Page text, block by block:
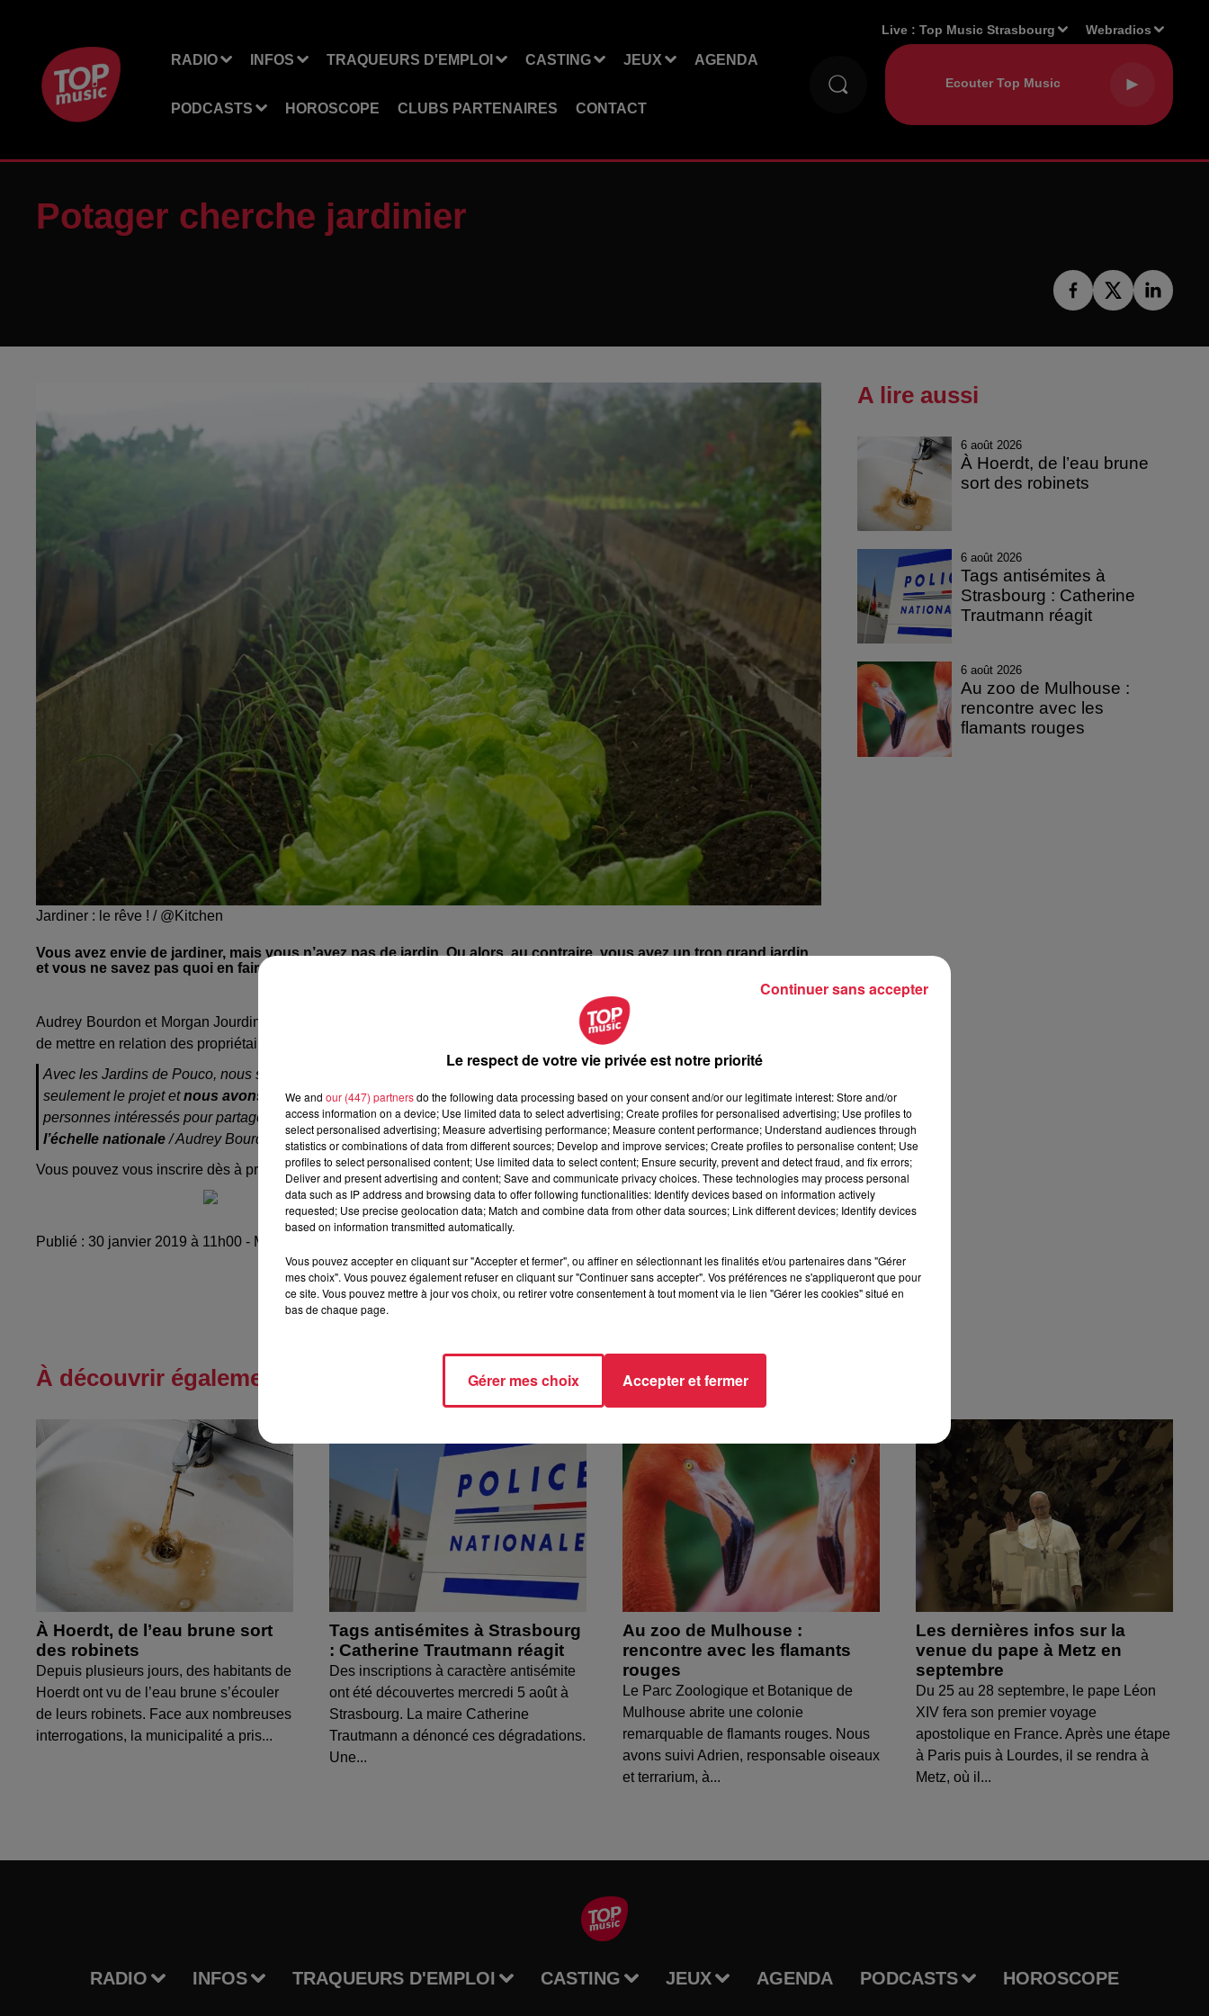
RADIO INFOS TRAQUEURS D'EMPLOI CASTING JEUX AGENDA
PODCASTS HOROSCOPE CLUBS PARTENAIRES CONTACT
Live :Top Music Strasbourg Webradios
Potager cherche jardinier
Jardiner : le rêve ! / @Kitchen
Vous avez envie de jardiner, mais vous n’avez pas de jardin. Ou alors, au contraire, vous avez un trop grand jardin
et vous ne savez pas quoi en faire ? Partagez-le !
Audrey Bourdon et Morgan Jourdin, , viennent de lancer la plate-forme "Les jardins de Pouco"
de mettre en relation des propriétaires de jardins avec de futurs jardiniers. L’idée est le partage mais aussi l’écologie.
Avec les Jardins de Pouco, nous souhaitons faciliter la rencontre, le partage, l’écologie et l’entraide ! Nous lançons
seulement le projet etnous avons communiqué sur la région mulhousienne pour le moment. Nous avons déjà des
personnes intéressés pour partager leur jardin et pour jardiner. A terme, nous souhaitonsdévelopper le concept à
l’échelle nationale/ Audrey Bourdon et Morgan Jourdin
Vous pouvez vous inscrire dès à présent sur la plate-forme :https://jardins.pouco.ooo.
Publié : 30 janvier 2019 à 11h00 - Modifié : 10 mai 2021 à 10h46 Céline Rinckel
A lire aussi
6 août 2026
À Hoerdt, de l’eau brune
sort des robinets
6 août 2026
Tags antisémites à
Strasbourg : Catherine
Trautmann réagit
6 août 2026
Au zoo de Mulhouse :
rencontre avec les
flamants rouges
À découvrir également
À Hoerdt, de l’eau brune sort
des robinets
Depuis plusieurs jours, des habitants de
Hoerdt ont vu de l’eau brune s’écouler
de leurs robinets. Face aux nombreuses
interrogations, la municipalité a pris...
Tags antisémites à Strasbourg
: Catherine Trautmann réagit
Des inscriptions à caractère antisémite
ont été découvertes mercredi 5 août à
Strasbourg. La maire Catherine
Trautmann a dénoncé ces dégradations.
Une...
Au zoo de Mulhouse :
rencontre avec les flamants
rouges
Le Parc Zoologique et Botanique de
Mulhouse abrite une colonie
remarquable de flamants rouges. Nous
avons suivi Adrien, responsable oiseaux
et terrarium, à...
Les dernières infos sur la
venue du pape à Metz en
septembre
Du 25 au 28 septembre, le pape Léon
XIV fera son premier voyage
apostolique en France. Après une étape
à Paris puis à Lourdes, il se rendra à
Metz, où il...
RADIO INFOS TRAQUEURS D'EMPLOI CASTING JEUX AGENDA PODCASTS HOROSCOPE
Le respect de votre vie privée est notre priorité
We and our (447) partnersdo the following data processing based on your consent and/or our legitimate interest: Store and/or
access information on a device; Use limited data to select advertising; Create profiles for personalised advertising; Use profiles to
select personalised advertising; Measure advertising performance; Measure content performance; Understand audiences through
statistics or combinations of data from different sources; Develop and improve services; Create profiles to personalise content; Use
profiles to select personalised content; Use limited data to select content; Ensure security, prevent and detect fraud, and fix errors;
Deliver and present advertising and content; Save and communicate privacy choices. These technologies may process personal
data such as IP address and browsing data to offer following functionalities: Identify devices based on information actively
requested; Use precise geolocation data; Match and combine data from other data sources; Link different devices; Identify devices
based on information transmitted automatically.
Vous pouvez accepter en cliquant sur "Accepter et fermer", ou affiner en sélectionnant les finalités et/ou partenaires dans "Gérer
mes choix". Vous pouvez également refuser en cliquant sur "Continuer sans accepter". Vos préférences ne s'appliqueront que pour
ce site. Vous pouvez mettre à jour vos choix, ou retirer votre consentement à tout moment via le lien "Gérer les cookies" situé en
bas de chaque page.
Gérer mes choix Accepter et fermer
Continuer sans accepter